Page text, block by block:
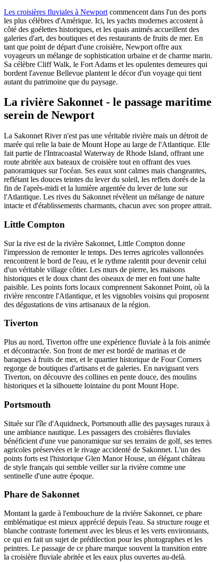
Les croisières fluviales à Newport commencent dans l'un des ports
les plus célèbres d'Amérique. Ici, les yachts modernes accostent à
côté des goélettes historiques, et les quais animés accueillent des
galeries d'art, des boutiques et des restaurants de fruits de mer. En
tant que point de départ d'une croisière, Newport offre aux
voyageurs un mélange de sophistication urbaine et de charme marin.
Sa célèbre Cliff Walk, le Fort Adams et les opulentes demeures qui
bordent l'avenue Bellevue plantent le décor d'un voyage qui tient
autant du patrimoine que du paysage.
La rivière Sakonnet - le passage maritime
serein de Newport
La Sakonnet River n'est pas une véritable rivière mais un détroit de
marée qui relie la baie de Mount Hope au large de l'Atlantique. Elle
fait partie de l'Intracoastal Waterway de Rhode Island, offrant une
route abritée aux bateaux de croisière tout en offrant des vues
panoramiques sur l'océan. Ses eaux sont calmes mais changeantes,
reflétant les douces teintes du lever du soleil, les reflets dorés de la
fin de l'après-midi et la lumière argentée du lever de lune sur
l'Atlantique. Les rives du Sakonnet révèlent un mélange de nature
intacte et d'établissements charmants, chacun avec son propre attrait.
Little Compton
Sur la rive est de la rivière Sakonnet, Little Compton donne
l'impression de remonter le temps. Des terres agricoles vallonnées
rencontrent le bord de l'eau, et le rythme ralentit pour devenir celui
d'un véritable village côtier. Les murs de pierre, les maisons
historiques et le doux chant des oiseaux de mer en font une halte
paisible. Les points forts locaux comprennent Sakonnet Point, où la
rivière rencontre l'Atlantique, et les vignobles voisins qui proposent
des dégustations de vins artisanaux de la région.
Tiverton
Plus au nord, Tiverton offre une expérience fluviale à la fois animée
et décontractée. Son front de mer est bordé de marinas et de
baraques à fruits de mer, et le quartier historique de Four Corners
regorge de boutiques d'artisans et de galeries. En naviguant vers
Tiverton, on découvre des collines en pente douce, des moulins
historiques et la silhouette lointaine du pont Mount Hope.
Portsmouth
Située sur l'île d'Aquidneck, Portsmouth allie des paysages ruraux à
une ambiance nautique. Les passagers des croisières fluviales
bénéficient d'une vue panoramique sur ses terrains de golf, ses terres
agricoles préservées et le rivage accidenté de Sakonnet. L'un des
points forts est l'historique Glen Manor House, un élégant château
de style français qui semble veiller sur la rivière comme une
sentinelle d'une autre époque.
Phare de Sakonnet
Montant la garde à l'embouchure de la rivière Sakonnet, ce phare
emblématique est mieux apprécié depuis l'eau. Sa structure rouge et
blanche contraste fortement avec les bleus et les verts environnants,
ce qui en fait un sujet de prédilection pour les photographes et les
peintres. Le passage de ce phare marque souvent la transition entre
la croisière fluviale abritée et les eaux plus ouvertes au-delà.